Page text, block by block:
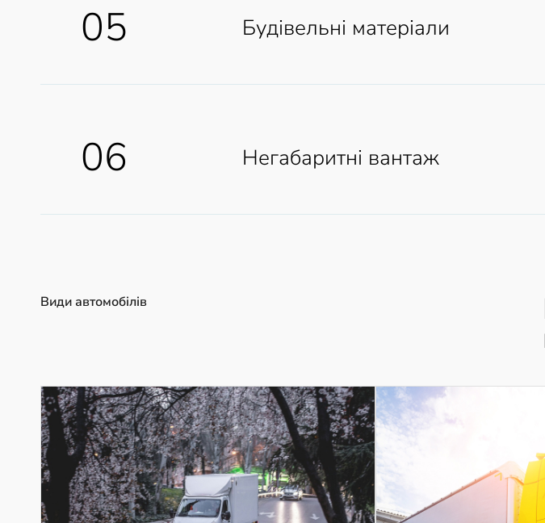
05 Будівельні матеріали
06 Негабаритні вантаж
Види автомобілів